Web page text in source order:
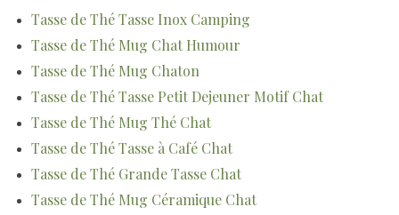
Tasse de Thé Tasse Inox Camping
Tasse de Thé Mug Chat Humour
Tasse de Thé Mug Chaton
Tasse de Thé Tasse Petit Dejeuner Motif Chat
Tasse de Thé Mug Thé Chat
Tasse de Thé Tasse à Café Chat
Tasse de Thé Grande Tasse Chat
Tasse de Thé Mug Céramique Chat